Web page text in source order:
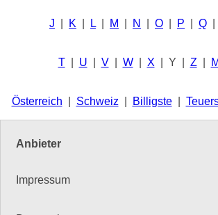
J K L M N O P Q
T| U V| W| X | Y | Z
Österreich Schweiz Billigste|
Anbieter
Impressum